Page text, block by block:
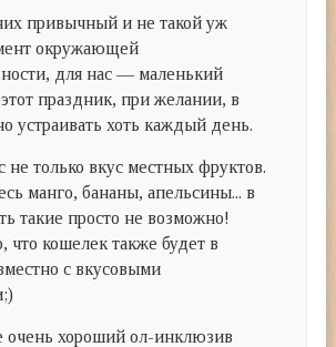
привычный и не такой уж
окружающей
для нас — маленький
праздник, при желании, в
устраивать хоть каждый день.
не только вкус местных фруктов.
манго, бананы, апельсины... в
такие просто не возможно!
что кошелек также будет в
с вкусовыми
очень хороший ол-инклюзив